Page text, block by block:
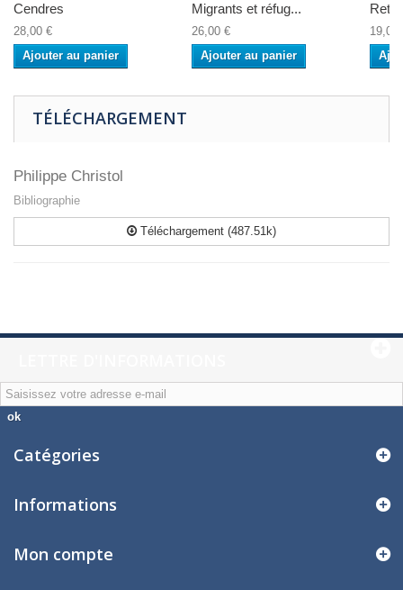
Cendres
28,00 €
Ajouter au panier
Migrants et réfug...
26,00 €
Ajouter au panier
19,00
TÉLÉCHARGEMENT
Philippe Christol
Bibliographie
Téléchargement (487.51k)
ok
Catégories
Informations
Mon compte